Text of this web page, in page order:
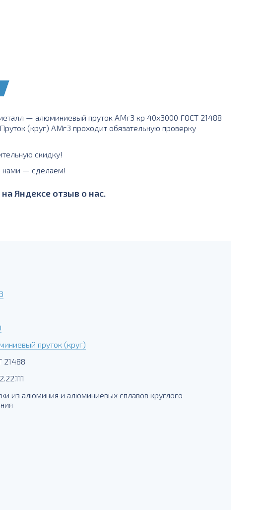
— алюминиевый пруток АМг3 кр 40х3000 ГОСТ 21488
(круг) АМг3 проходит обязательную проверку
скидку!
нами — сделаем!
Яндексе отзыв о нас.
пруток (круг)
21488
из алюминия и алюминиевых сплавов круглого